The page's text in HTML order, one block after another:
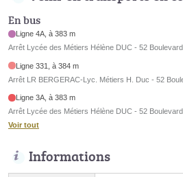
En bus
Ligne 4A, à 383 m
Arrêt Lycée des Métiers Hélène DUC - 52
Ligne 331, à 384 m
Arrêt LR BERGERAC-Lyc. Métiers H. Duc - 52
Ligne 3A, à 383 m
Arrêt Lycée des Métiers Hélène DUC - 52
Voir tout
Informations